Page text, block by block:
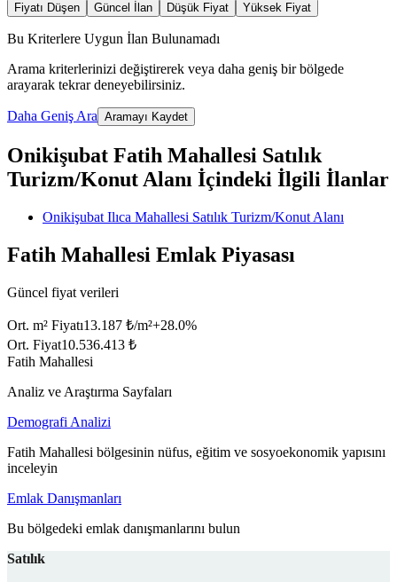
Fiyatı Düşen Güncel İlan Düşük Fiyat Yüksek Fiyat
Bu Kriterlere Uygun İlan Bulunamadı
Arama kriterlerinizi değiştirerek veya daha geniş bir bölgede
arayarak tekrar deneyebilirsiniz.
Daha Geniş Ara Aramayı Kaydet
Onikişubat Fatih Mahallesi Satılık
Turizm/Konut Alanı İçindeki İlgili İlanlar
Onikişubat Ilıca Mahallesi Satılık Turizm/Konut Alanı
Fatih Mahallesi Emlak Piyasası
Güncel fiyat verileri
Ort. m² Fiyatı13.187 ₺/m²+28.0%
Ort. Fiyat10.536.413 ₺
Fatih Mahallesi
Analiz ve Araştırma Sayfaları
Demografi Analizi
Fatih Mahallesi bölgesinin nüfus, eğitim ve sosyoekonomik yapısını
inceleyin
Emlak Danışmanları
Bu bölgedeki emlak danışmanlarını bulun
Satılık